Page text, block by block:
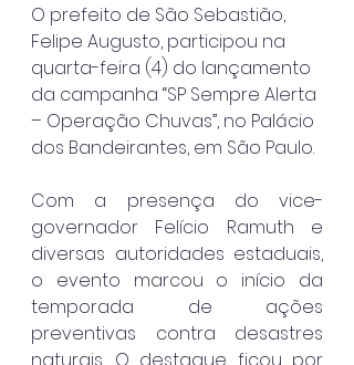
O prefeito de São Sebastião,
Felipe Augusto, participou na
quarta-feira (4) do lançamento
da campanha “SP Sempre Alerta
– Operação Chuvas”, no Palácio
dos Bandeirantes, em São Paulo.
Com a presença do vice-
governador Felício Ramuth e
diversas autoridades estaduais,
o evento marcou o início da
temporada de ações
preventivas contra desastres
naturais. O destaque ficou por